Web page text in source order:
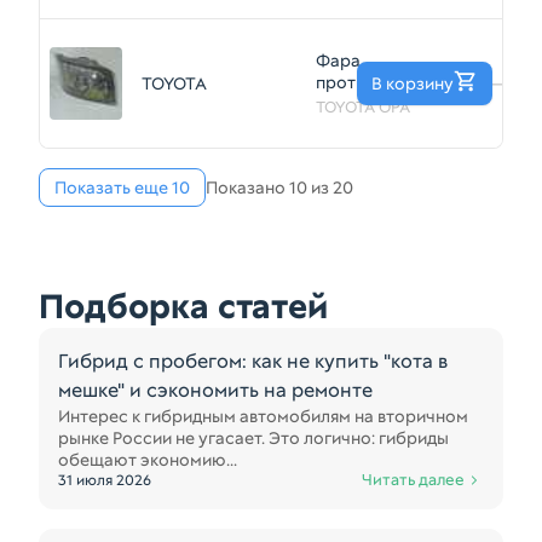
Прав 632
698380802
TOYOTA
Фара
противотуманная
TOYOTA OPA
Прав 632
698380801
TOYOTA OPA
—
В корзину
Показать еще 10 Показано 10 из 20
Подборка статей
Гибрид с пробегом: как не купить "кота в
мешке" и сэкономить на ремонте
Интерес к гибридным автомобилям на вторичном
рынке России не угасает. Это логично: гибриды
обещают экономию...
31 июля 2026 Читать далее